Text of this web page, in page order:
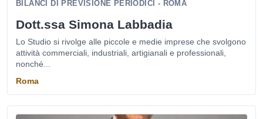
BILANCI DI PREVISIONE PERIODICI - ROMA
Dott.ssa Simona Labbadia
Lo Studio si rivolge alle piccole e medie imprese che svolgono
attività commerciali, industriali, artigianali e professionali,
nonché...
Roma